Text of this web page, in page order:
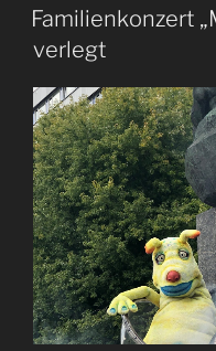
AM
Familienkonzert
verlegt